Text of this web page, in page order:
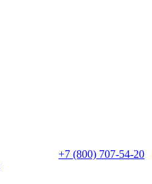
+7 (800) 707-54-20